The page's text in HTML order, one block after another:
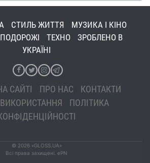
СТИЛЬ ЖИТТЯ
МУЗИКА І КІНО
ПОДОРОЖІ ТЕХНО
ЗРОБЛЕНО В
УКРАЇНІ
САЙТІ ПРО НАС
КОНТАКТИ
ПОЛІТИКА
© 2026 «GLOSS.UA»
Всі права захищені. ePN